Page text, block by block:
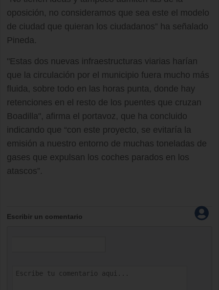
oposición, no consideramos que sea este el modelo
de ciudad que quieran los ciudadanos” ha señalado
Pineda.
"Estas dos nuevas infraestructuras viarias harían
que la circulación por el municipio fuera mucho más
fluida, sobre todo en las horas punta, donde hay
retenciones en el resto de los puentes que cruzan
Boadilla", afirma el portavoz, que ha concluido
indicando que “con este proyecto, se evitaría la
emisión a nuestro entorno de muchas toneladas de
gases que expulsan los coches parados en los
atascos”.
Escribir un comentario